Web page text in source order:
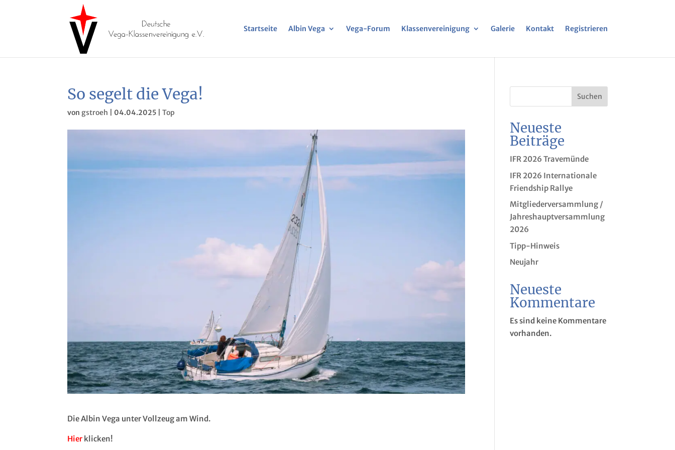
Startseite Albin Vega Vega-Forum Klassenvereinigung Galerie Kontakt Registrieren
So segelt die Vega!
von gstroeh 04.04.2025 |Top
Die Albin Vega unter Vollzeug am Wind.
Hier klicken!
Suchen
Neueste
Beiträge
IFR 2026 Travemünde
IFR 2026 Internationale
Friendship Rallye
Mitgliederversammlung /
Jahreshauptversammlung
2026
Tipp-Hinweis
Neujahr
Neueste
Kommentare
Es sind keine Kommentare
vorhanden.